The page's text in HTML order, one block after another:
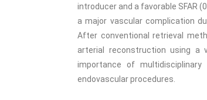
introducer and a favorable SFAR
a major vascular complication
After conventional retrieval
arterial reconstruction using a
importance of
endovascular procedures.